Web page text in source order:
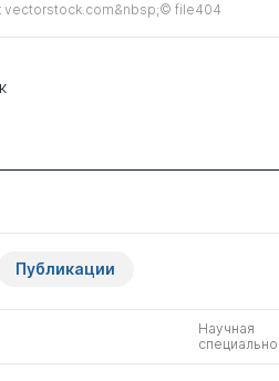
vectorstock.com&nbsp;© file404
Публикации
Научная